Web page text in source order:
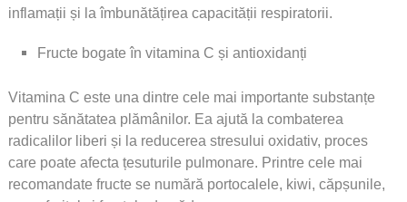
inflamații și la îmbunătățirea capacității respiratorii.
Fructe bogate în vitamina C și antioxidanți
Vitamina C este una dintre cele mai importante substanțe
pentru sănătatea plămânilor. Ea ajută la combaterea
radicalilor liberi și la reducerea stresului oxidativ, proces
care poate afecta țesuturile pulmonare. Printre cele mai
recomandate fructe se numără portocalele, kiwi, căpșunile,